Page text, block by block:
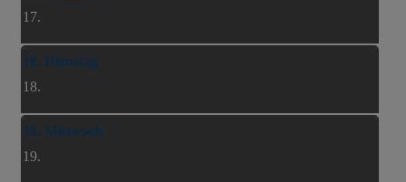
17.
18. Dienstag
18.
19. Mittwoch
19.